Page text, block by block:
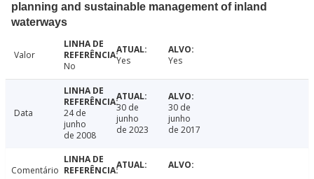
planning and sustainable management of inland
waterways
Valor
No
Yes Yes
Data
24 de
junho
de 2008
30 de
junho
de 2023
30 de
junho
de 2017
Comentário